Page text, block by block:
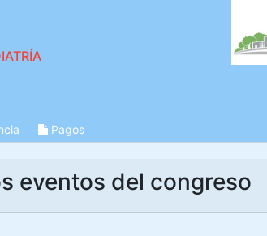
Pagos
eventos del congreso